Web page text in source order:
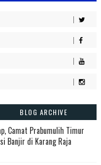
BLOG ARCHIVE
Camat Prabumulih Timur
Banjir di Karang Raja